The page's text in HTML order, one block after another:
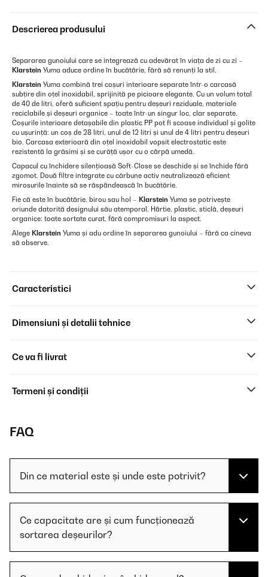
Descrierea produsului
Separarea gunoiului care se integrează cu adevărat în viața de zi cu zi –
Klarstein Yuma aduce ordine în bucătărie, fără să renunți la stil.
Klarstein Yuma combină trei coșuri interioare separate într-o carcasă
subțire din oțel inoxidabil, sprijinită pe picioare elegante. Cu un volum total
de 40 de litri, oferă suficient spațiu pentru deșeuri reziduale, materiale
reciclabile și deșeuri organice – toate într-un singur loc, clar separate.
Coșurile interioare detașabile din plastic PP pot fi scoase individual și golite
cu ușurință: un coș de 28 litri, unul de 12 litri și unul de 4 litri pentru deșeuri
bio. Carcasa exterioară din oțel inoxidabil vopsit electrostatic este
rezistentă la grăsimi și se curăță ușor cu o cârpă umedă.
Capacul cu închidere silențioasă Soft-Close se deschide și se închide fără
zgomot. Două filtre integrate cu cărbune activ neutralizează eficient
mirosurile înainte să se răspândească în bucătărie.
Fie că este în bucătărie, birou sau hol – Klarstein Yuma se potrivește
oriunde datorită designului său atemporal. Hârtie, plastic, sticlă, deșeuri
organice: toate sortate curat, fără compromisuri la aspect.
Alege Klarstein Yuma și adu ordine în separarea gunoiului – fără ca cineva
să observe.
Caracteristici
Dimensiuni și detalii tehnice
Ce va fi livrat
Termeni și condiții
FAQ
Din ce material este și unde este potrivit?
Ce capacitate are și cum funcționează
sortarea deșeurilor?